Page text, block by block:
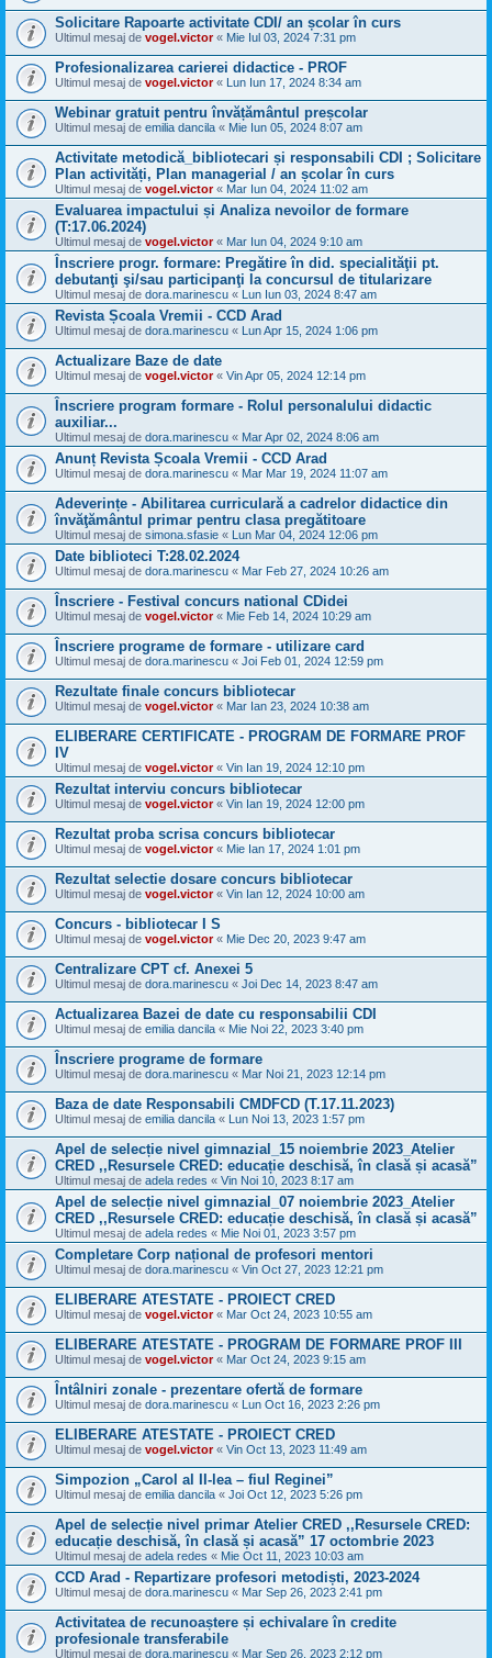
Solicitare Rapoarte activitate CDI/ an școlar în curs
Ultimul mesaj de vogel.victor« Mie Iul 03, 2024 7:31 pm
Profesionalizarea carierei didactice - PROF
Ultimul mesaj de vogel.victor« Lun Iun 17, 2024 8:34 am
Webinar gratuit pentru învățământul preșcolar
Ultimul mesaj de emilia dancila « Mie Iun 05, 2024 8:07 am
Activitate metodică_bibliotecari și responsabili CDI ; Solicitare
Plan activități, Plan managerial / an școlar în curs
Ultimul mesaj de vogel.victor« Mar Iun 04, 2024 11:02 am
Evaluarea impactului și Analiza nevoilor de formare
(T:17.06.2024)
Ultimul mesaj de vogel.victor« Mar Iun 04, 2024 9:10 am
Înscriere progr. formare: Pregătire în did. specialităţii pt.
debutanţi şi/sau participanţi la concursul de titularizare
Ultimul mesaj de dora.marinescu « Lun Iun 03, 2024 8:47 am
Revista Școala Vremii - CCD Arad
Ultimul mesaj de dora.marinescu « Lun Apr 15, 2024 1:06 pm
Actualizare Baze de date
Ultimul mesaj de vogel.victor« Vin Apr 05, 2024 12:14 pm
Înscriere program formare - Rolul personalului didactic
auxiliar...
Ultimul mesaj de dora.marinescu « Mar Apr 02, 2024 8:06 am
Anunț Revista Școala Vremii - CCD Arad
Ultimul mesaj de dora.marinescu « Mar Mar 19, 2024 11:07 am
Adeverințe - Abilitarea curriculară a cadrelor didactice din
învăţământul primar pentru clasa pregătitoare
Ultimul mesaj de simona.sfasie « Lun Mar 04, 2024 12:06 pm
Date biblioteci T:28.02.2024
Ultimul mesaj de dora.marinescu « Mar Feb 27, 2024 10:26 am
Înscriere - Festival concurs national CDidei
Ultimul mesaj de vogel.victor« Mie Feb 14, 2024 10:29 am
Înscriere programe de formare - utilizare card
Ultimul mesaj de dora.marinescu « Joi Feb 01, 2024 12:59 pm
Rezultate finale concurs bibliotecar
Ultimul mesaj de vogel.victor« Mar Ian 23, 2024 10:38 am
ELIBERARE CERTIFICATE - PROGRAM DE FORMARE PROF
IV
Ultimul mesaj de vogel.victor« Vin Ian 19, 2024 12:10 pm
Rezultat interviu concurs bibliotecar
Ultimul mesaj de vogel.victor« Vin Ian 19, 2024 12:00 pm
Rezultat proba scrisa concurs bibliotecar
Ultimul mesaj de vogel.victor« Mie Ian 17, 2024 1:01 pm
Rezultat selectie dosare concurs bibliotecar
Ultimul mesaj de vogel.victor« Vin Ian 12, 2024 10:00 am
Concurs - bibliotecar I S
Ultimul mesaj de vogel.victor« Mie Dec 20, 2023 9:47 am
Centralizare CPT cf. Anexei 5
Ultimul mesaj de dora.marinescu « Joi Dec 14, 2023 8:47 am
Actualizarea Bazei de date cu responsabilii CDI
Ultimul mesaj de emilia dancila « Mie Noi 22, 2023 3:40 pm
Înscriere programe de formare
Ultimul mesaj de dora.marinescu « Mar Noi 21, 2023 12:14 pm
Baza de date Responsabili CMDFCD (T.17.11.2023)
Ultimul mesaj de emilia dancila « Lun Noi 13, 2023 1:57 pm
Apel de selecție nivel gimnazial_15 noiembrie 2023_Atelier
CRED ,,Resursele CRED: educație deschisă, în clasă și acasă”
Ultimul mesaj de adela redes « Vin Noi 10, 2023 8:17 am
Apel de selecție nivel gimnazial_07 noiembrie 2023_Atelier
CRED ,,Resursele CRED: educație deschisă, în clasă și acasă”
Ultimul mesaj de adela redes « Mie Noi 01, 2023 3:57 pm
Completare Corp național de profesori mentori
Ultimul mesaj de dora.marinescu « Vin Oct 27, 2023 12:21 pm
ELIBERARE ATESTATE - PROIECT CRED
Ultimul mesaj de vogel.victor« Mar Oct 24, 2023 10:55 am
ELIBERARE ATESTATE - PROGRAM DE FORMARE PROF III
Ultimul mesaj de vogel.victor« Mar Oct 24, 2023 9:15 am
Întâlniri zonale - prezentare ofertă de formare
Ultimul mesaj de dora.marinescu « Lun Oct 16, 2023 2:26 pm
ELIBERARE ATESTATE - PROIECT CRED
Ultimul mesaj de vogel.victor« Vin Oct 13, 2023 11:49 am
Simpozion „Carol al II-lea – fiul Reginei”
Ultimul mesaj de emilia dancila « Joi Oct 12, 2023 5:26 pm
Apel de selecție nivel primar Atelier CRED ,,Resursele CRED:
educație deschisă, în clasă și acasă” 17 octombrie 2023
Ultimul mesaj de adela redes « Mie Oct 11, 2023 10:03 am
CCD Arad - Repartizare profesori metodiști, 2023-2024
Ultimul mesaj de dora.marinescu « Mar Sep 26, 2023 2:41 pm
Activitatea de recunoaștere și echivalare în credite
profesionale transferabile
Ultimul mesaj de dora.marinescu « Mar Sep 26, 2023 2:12 pm